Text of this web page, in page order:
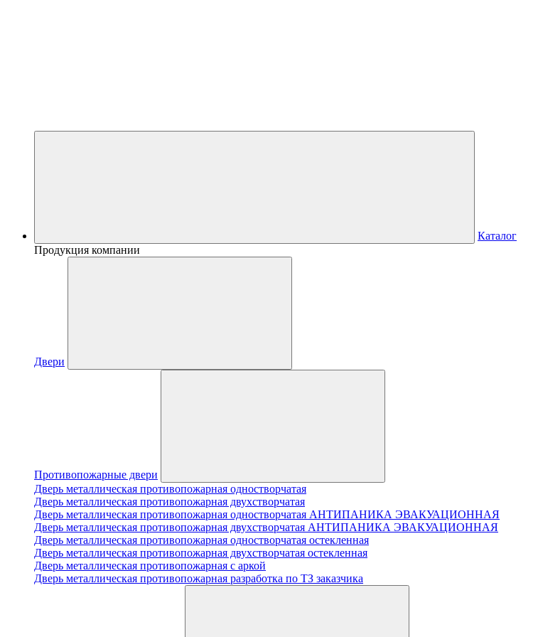
Каталог
Продукция компании
Двери
Противопожарные двери
Дверь металлическая противопожарная одностворчатая
Дверь металлическая противопожарная двухстворчатая
Дверь металлическая противопожарная одностворчатая АНТИПАНИКА ЭВАКУАЦИОННАЯ
Дверь металлическая противопожарная двухстворчатая АНТИПАНИКА ЭВАКУАЦИОННАЯ
Дверь металлическая противопожарная одностворчатая остекленная
Дверь металлическая противопожарная двухстворчатая остекленная
Дверь металлическая противопожарная с аркой
Дверь металлическая противопожарная разработка по ТЗ заказчика